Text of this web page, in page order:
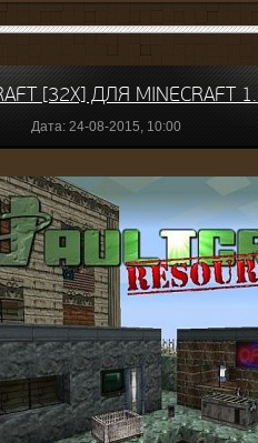
[32X] ДЛЯ MINECRAFT
Дата: 24-08-2015, 10:00